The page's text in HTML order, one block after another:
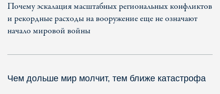
Почему эскалация масштабных региональных конфликтов
и рекордные расходы на вооружение еще не означают
начало мировой войны
Чем дольше мир молчит, тем ближе катастрофа